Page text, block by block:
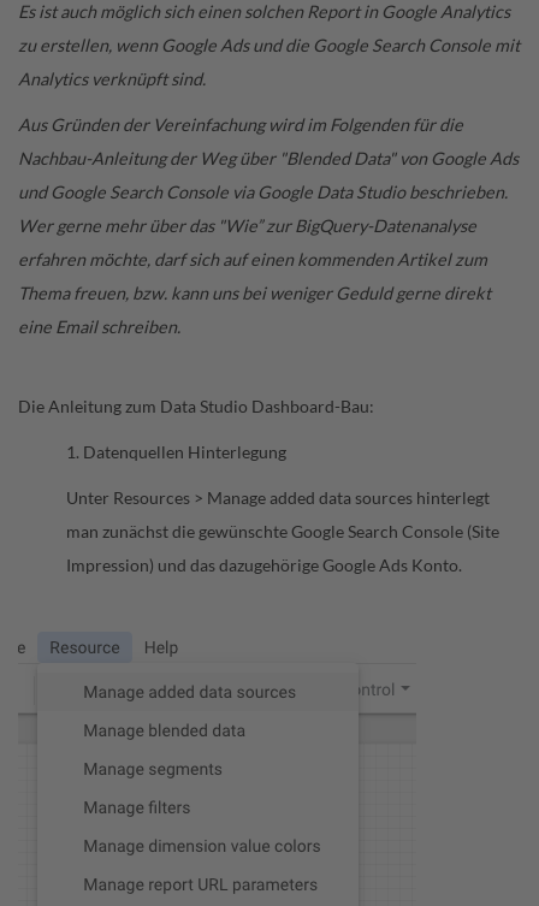
Es ist auch möglich sich einen solchen Report in Google Analytics
zu erstellen, wenn Google Ads und die Google Search Console mit
Analytics verknüpft sind.
Aus Gründen der Vereinfachung wird im Folgenden für die
Nachbau-Anleitung der Weg über "Blended Data" von Google Ads
und Google Search Console via Google Data Studio beschrieben.
Wer gerne mehr über das "Wie” zur BigQuery-Datenanalyse
erfahren möchte, darf sich auf einen kommenden Artikel zum
Thema freuen, bzw. kann uns bei weniger Geduld gerne direkt
eine Email schreiben.
Die Anleitung zum Data Studio Dashboard-Bau:
1. Datenquellen Hinterlegung
Unter Resources > Manage added data sources hinterlegt
man zunächst die gewünschte Google Search Console (Site
Impression) und das dazugehörige Google Ads Konto.